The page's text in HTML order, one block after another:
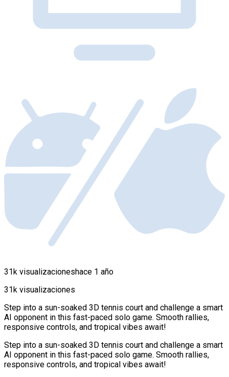
31k visualizacioneshace 1 año
31k visualizaciones
Step into a sun-soaked 3D tennis court and challenge a smart
AI opponent in this fast-paced solo game. Smooth rallies,
responsive controls, and tropical vibes await!
Step into a sun-soaked 3D tennis court and challenge a smart
AI opponent in this fast-paced solo game. Smooth rallies,
responsive controls, and tropical vibes await!